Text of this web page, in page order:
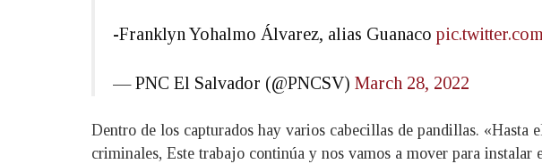
-Franklyn Yohalmo Álvarez, alias Guanaco
— PNC El Salvador (@PNCSV) March 28, 2022
Dentro de los capturados hay varios cabecillas de pandillas. «Hasta
criminales, Este trabajo continúa y nos vamos a mover para instalar